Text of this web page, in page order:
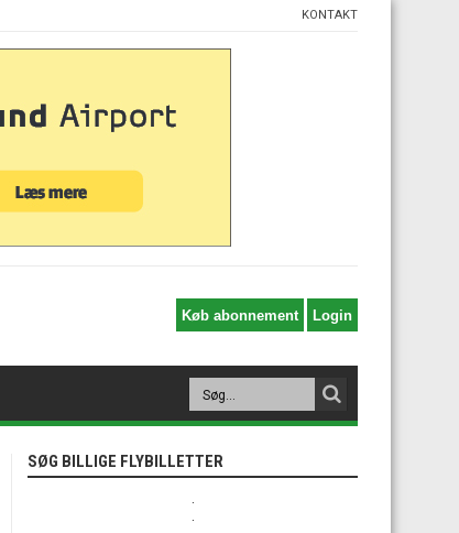
KONTAKT
SØG BILLIGE FLYBILLETTER